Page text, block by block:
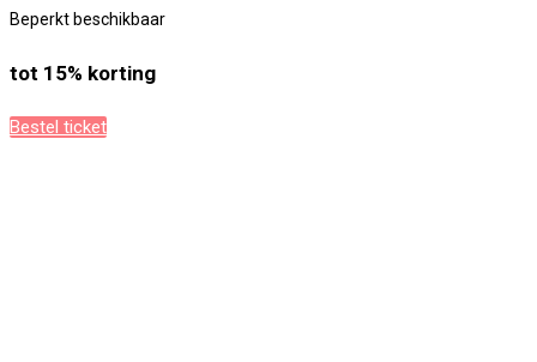
Beperkt beschikbaar
tot 15% korting
Bestel ticket